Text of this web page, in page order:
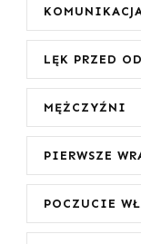
LĘK PRZED
MĘŻCZYŹNI
PIERWSZE
POCZUCIE